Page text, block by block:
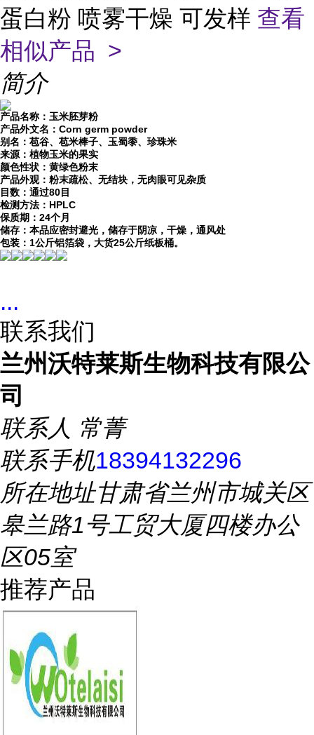
蛋白粉 喷雾干燥 可发样 查看
相似产品 >
简介
产品名称：玉米胚芽粉
产品外文名：Corn germ powder
别名：苞谷、苞米棒子、玉蜀黍、珍珠米
来源：植物玉米的果实
颜色性状：黄绿色粉末
产品外观：粉末疏松、无结块，无肉眼可见杂质
目数：通过80目
检测方法：HPLC
保质期：24个月
储存：本品应密封避光，储存于阴凉，干燥，通风处
包装：1公斤铝箔袋，大货25公斤纸板桶。
...
联系我们
兰州沃特莱斯生物科技有限公
司
联系人 常菁
联系手机18394132296
所在地址甘肃省兰州市城关区
皋兰路1号工贸大厦四楼办公
区05室
推荐产品